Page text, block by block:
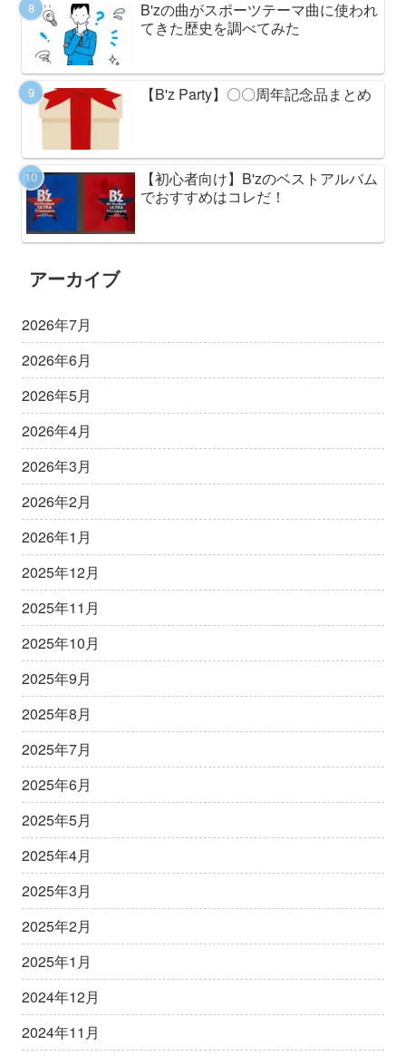
B'zの曲がスポーツテーマ曲に使われ
てきた歴史を調べてみた
【B'z Party】〇〇周年記念品まとめ
【初心者向け】B'zのベストアルバム
でおすすめはコレだ！
アーカイブ
2026年7月
2026年6月
2026年5月
2026年4月
2026年3月
2026年2月
2026年1月
2025年12月
2025年11月
2025年10月
2025年9月
2025年8月
2025年7月
2025年6月
2025年5月
2025年4月
2025年3月
2025年2月
2025年1月
2024年12月
2024年11月